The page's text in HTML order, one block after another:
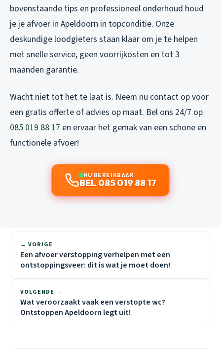
bovenstaande tips en professioneel onderhoud houd
je je afvoer in Apeldoorn in topconditie. Onze
deskundige loodgieters staan klaar om je te helpen
met snelle service, geen voorrijkosten en tot 3
maanden garantie.
Wacht niet tot het te laat is. Neem nu contact op voor
een gratis offerte of advies op maat. Bel ons 24/7 op
085 019 88 17 en ervaar het gemak van een schone en
functionele afvoer!
NU BEREIKBAAR
BEL 085 019 88 17
← VORIGE
Een afvoer verstopping verhelpen met een
ontstoppingsveer: dit is wat je moet doen!
VOLGENDE →
Wat veroorzaakt vaak een verstopte wc?
Ontstoppen Apeldoorn legt uit!